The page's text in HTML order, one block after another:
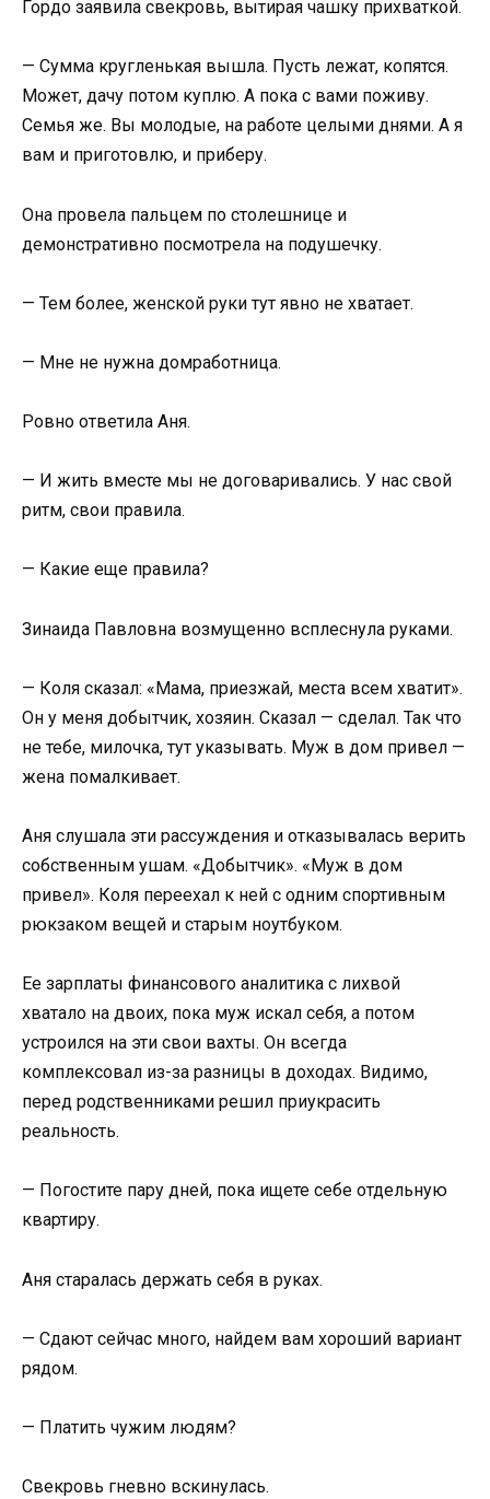
Гордо заявила свекровь, вытирая чашку прихваткой.
— Сумма кругленькая вышла. Пусть лежат, копятся.
Может, дачу потом куплю. А пока с вами поживу.
Семья же. Вы молодые, на работе целыми днями. А я
вам и приготовлю, и приберу.
Она провела пальцем по столешнице и
демонстративно посмотрела на подушечку.
— Тем более, женской руки тут явно не хватает.
— Мне не нужна домработница.
Ровно ответила Аня.
— И жить вместе мы не договаривались. У нас свой
ритм, свои правила.
— Какие еще правила?
Зинаида Павловна возмущенно всплеснула руками.
— Коля сказал: «Мама, приезжай, места всем хватит».
Он у меня добытчик, хозяин. Сказал — сделал. Так что
не тебе, милочка, тут указывать. Муж в дом привел —
жена помалкивает.
Аня слушала эти рассуждения и отказывалась верить
собственным ушам. «Добытчик». «Муж в дом
привел». Коля переехал к ней с одним спортивным
рюкзаком вещей и старым ноутбуком.
Ее зарплаты финансового аналитика с лихвой
хватало на двоих, пока муж искал себя, а потом
устроился на эти свои вахты. Он всегда
комплексовал из-за разницы в доходах. Видимо,
перед родственниками решил приукрасить
реальность.
— Погостите пару дней, пока ищете себе отдельную
квартиру.
Аня старалась держать себя в руках.
— Сдают сейчас много, найдем вам хороший вариант
рядом.
— Платить чужим людям?
Свекровь гневно вскинулась.